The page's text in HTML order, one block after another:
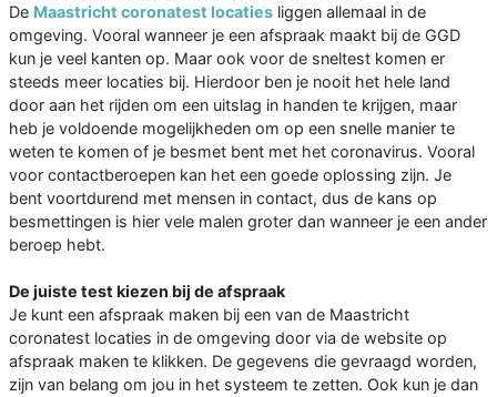
De Maastricht coronatest locaties liggen allemaal in de
omgeving. Vooral wanneer je een afspraak maakt bij de GGD
kun je veel kanten op. Maar ook voor de sneltest komen er
steeds meer locaties bij. Hierdoor ben je nooit het hele land
door aan het rijden om een uitslag in handen te krijgen, maar
heb je voldoende mogelijkheden om op een snelle manier te
weten te komen of je besmet bent met het coronavirus. Vooral
voor contactberoepen kan het een goede oplossing zijn. Je
bent voortdurend met mensen in contact, dus de kans op
besmettingen is hier vele malen groter dan wanneer je een ander
beroep hebt.
De juiste test kiezen bij de afspraak
Je kunt een afspraak maken bij een van de Maastricht
coronatest locaties in de omgeving door via de website op
afspraak maken te klikken. De gegevens die gevraagd worden,
zijn van belang om jou in het systeem te zetten. Ook kun je dan